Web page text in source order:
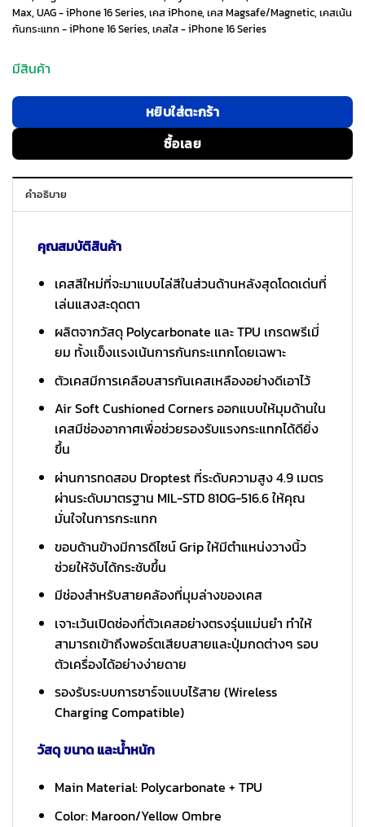
1,890 ฿.990 ฿.
Max, UAG - iPhone 16 Series, เคส iPhone, เคส Magsafe/Magnetic, เคสเน้น
กันกระแทก - iPhone 16 Series, เคสใส - iPhone 16 Series
มีสินค้า
หยิบใส่ตะกร้า
ซื้อเลย
คำอธิบาย
คุณสมบัติสินค้า
เคสสีใหม่ที่จะมาแบบไล่สีในส่วนด้านหลังสุดโดดเด่นที่
เล่นแสงสะดุดตา
ผลิตจากวัสดุ Polycarbonate และ TPU เกรดพรีเมี่
ยม ทั้งเเข็งเเรงเน้นการกันกระเเทกโดยเฉพาะ
ตัวเคสมีการเคลือบสารกันเคสเหลืองอย่างดีเอาไว้
Air Soft Cushioned Corners ออกแบบให้มุมด้านใน
เคสมีช่องอากาศเพื่อช่วยรองรับแรงกระแทกได้ดียิ่ง
ขึ้น
ผ่านการทดสอบ Droptest ที่ระดับความสูง 4.9 เมตร
ผ่านระดับมาตรฐาน MIL-STD 810G-516.6 ให้คุณ
มั่นใจในการกระแทก
ขอบด้านข้างมีการดีไซน์ Grip ให้มีตำแหน่งวางนิ้ว
ช่วยให้จับได้กระชับขึ้น
มีช่องสำหรับสายคล้องที่มุมล่างของเคส
เจาะเว้นเปิดช่องที่ตัวเคสอย่างตรงรุ่นแม่นยำ ทำให้
สามารถเข้าถึงพอร์ตเสียบสายและปุ่มกดต่างๆ รอบ
ตัวเครื่องได้อย่างง่ายดาย
รองรับระบบการชาร์จแบบไร้สาย (Wireless
Charging Compatible)
วัสดุ ขนาด และน้ำหนัก
Main Material: Polycarbonate + TPU
Color: Maroon/Yellow Ombre